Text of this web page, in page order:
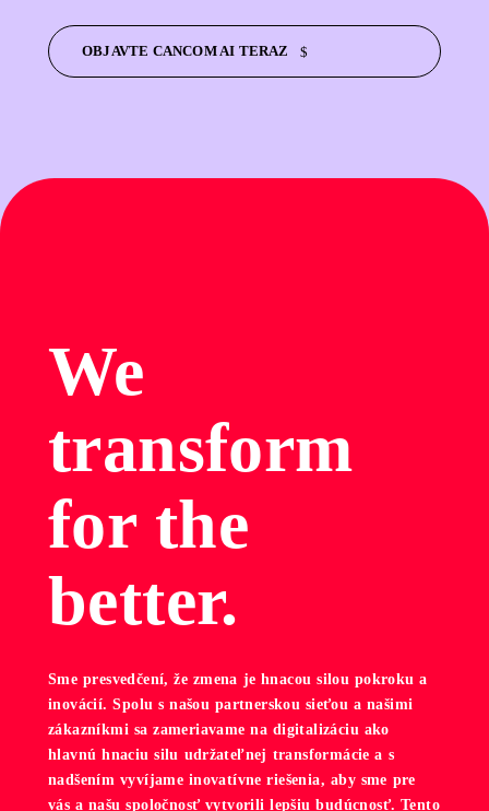
OBJAVTE CANCOM AI TERAZ
We
transform
for the
better.
Sme presvedčení, že zmena je hnacou silou pokroku a
inovácií. Spolu s našou partnerskou sieťou a našimi
zákazníkmi sa zameriavame na digitalizáciu ako
hlavnú hnaciu silu udržateľnej transformácie a s
nadšením vyvíjame inovatívne riešenia, aby sme pre
vás a našu spoločnosť vytvorili lepšiu budúcnosť. Tento